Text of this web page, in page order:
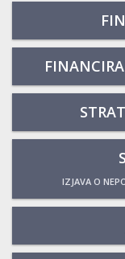
IZJAVA O